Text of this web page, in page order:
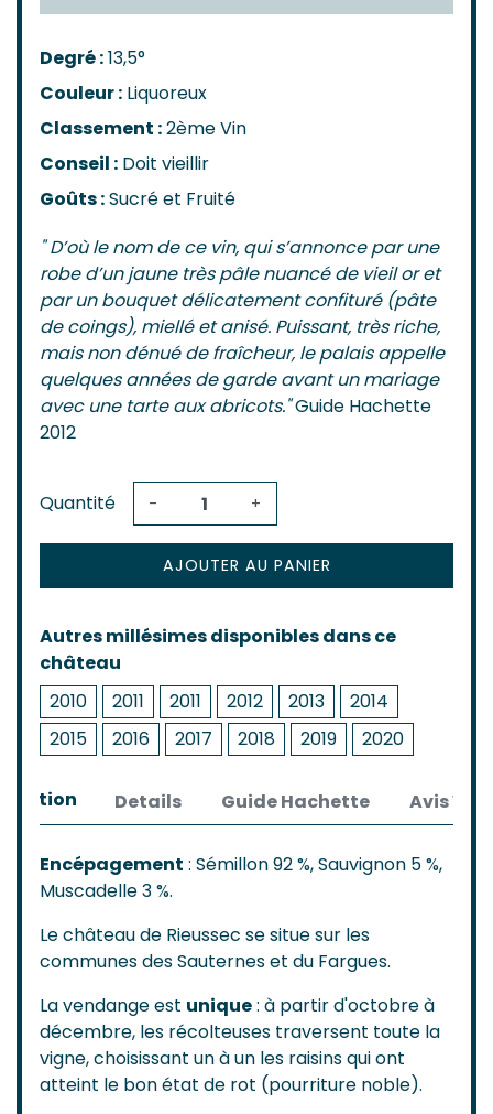
Degré :13,5°
Couleur : Liquoreux
Classement :2ème Vin
Conseil : Doit vieillir
Goûts :Sucré et Fruité
" D’où le nom de ce vin, qui s’annonce par une
robe d’un jaune très pâle nuancé de vieil or et
par un bouquet délicatement confituré (pâte
de coings), miellé et anisé. Puissant, très riche,
mais non dénué de fraîcheur, le palais appelle
quelques années de garde avant un mariage
avec une tarte aux abricots."Guide Hachette
2012
Quantité - +
AJOUTER AU PANIER
Autres millésimes disponibles dans ce
château
2010
2011 2011 2012 2013
2014
2015
2016 2017 2018 2019 2020
Details Guide Hachette Avis
Encépagement : Sémillon 92 %, Sauvignon 5 %,
Muscadelle 3 %.
Le château de Rieussec se situe sur les
communes des Sauternes et du Fargues.
La vendange est unique: à partir d'octobre à
décembre, les récolteuses traversent toute la
vigne, choisissant un à un les raisins qui ont
atteint le bon état de rot (pourriture noble).